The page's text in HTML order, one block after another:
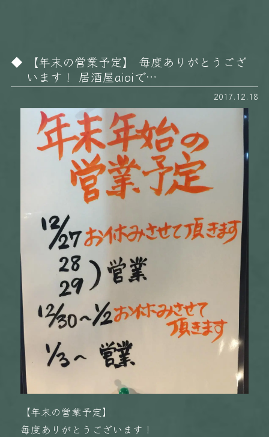
【年末の営業予定】 毎度ありがとうござ
います！ 居酒屋aioiで…
2017.12.18
【年末の営業予定】
毎度ありがとうございます！